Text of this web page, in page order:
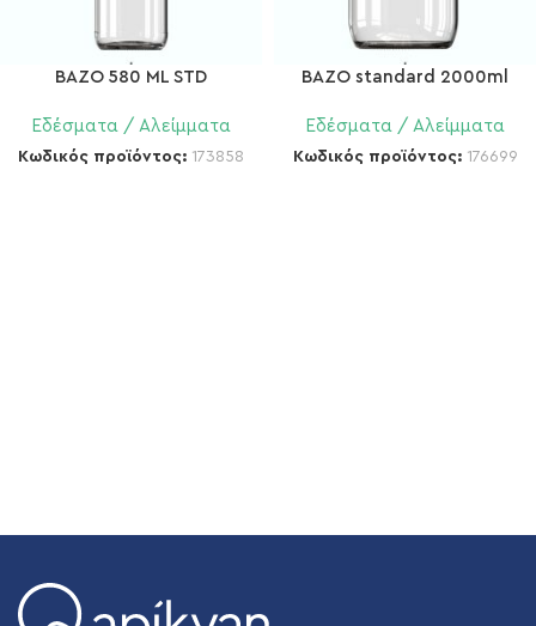
BAZO 580 ML STD
Εδέσματα / Αλείμματα
Κωδικός προϊόντος: 173858
BAZO standard 2000ml
Εδέσματα / Αλείμματα
Κωδικός προϊόντος: 176699